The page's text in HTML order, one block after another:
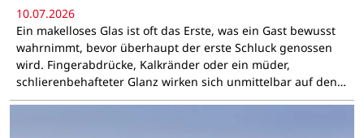
10.07.2026
Ein makelloses Glas ist oft das Erste, was ein Gast bewusst
wahrnimmt, bevor überhaupt der erste Schluck genossen
wird. Fingerabdrücke, Kalkränder oder ein müder,
schlierenbehafteter Glanz wirken sich unmittelbar auf den…